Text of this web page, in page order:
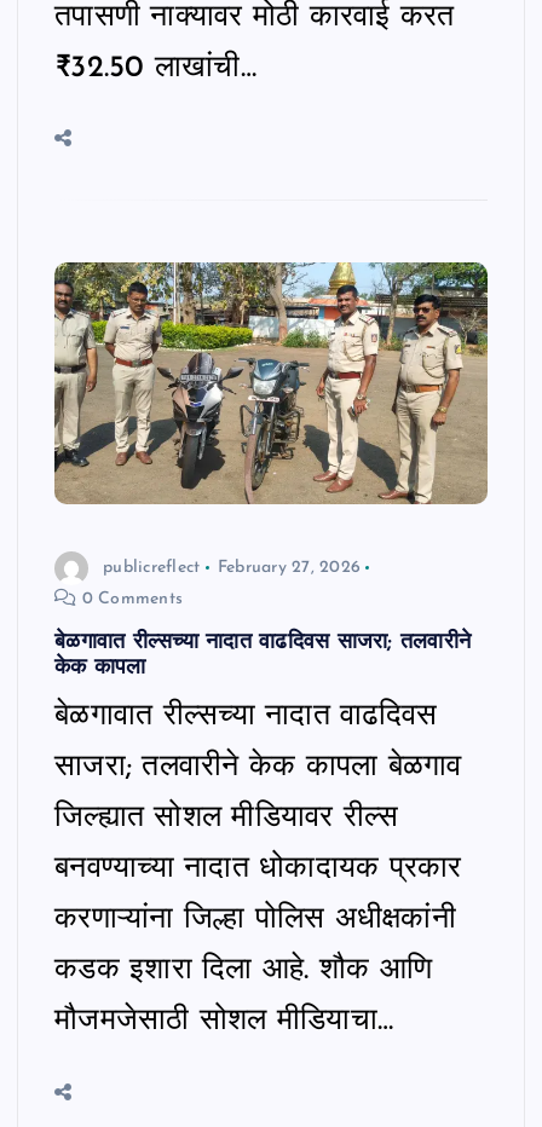
तपासणी नाक्यावर मोठी कारवाई करत
₹32.50 लाखांची…
publicreflect
February 27, 2026
0 Comments
बेळगावात रील्सच्या नादात वाढदिवस साजरा; तलवारीने
केक कापला
बेळगावात रील्सच्या नादात वाढदिवस
साजरा; तलवारीने केक कापला बेळगाव
जिल्ह्यात सोशल मीडियावर रील्स
बनवण्याच्या नादात धोकादायक प्रकार
करणाऱ्यांना जिल्हा पोलिस अधीक्षकांनी
कडक इशारा दिला आहे. शौक आणि
मौजमजेसाठी सोशल मीडियाचा…